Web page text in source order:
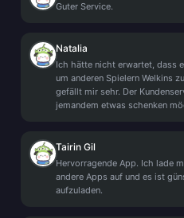
Guter Service.
Natalia
Ich hätte nicht erwartet, dass
um anderen Spielern Welkins
gefällt mir sehr. Der
jemandem etwas schenken
Tairin Gil
Hervorragende App. Ich lade
andere Apps auf und es ist
aufzuladen.